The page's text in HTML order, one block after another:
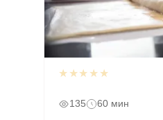
★★★★★
135 60 мин